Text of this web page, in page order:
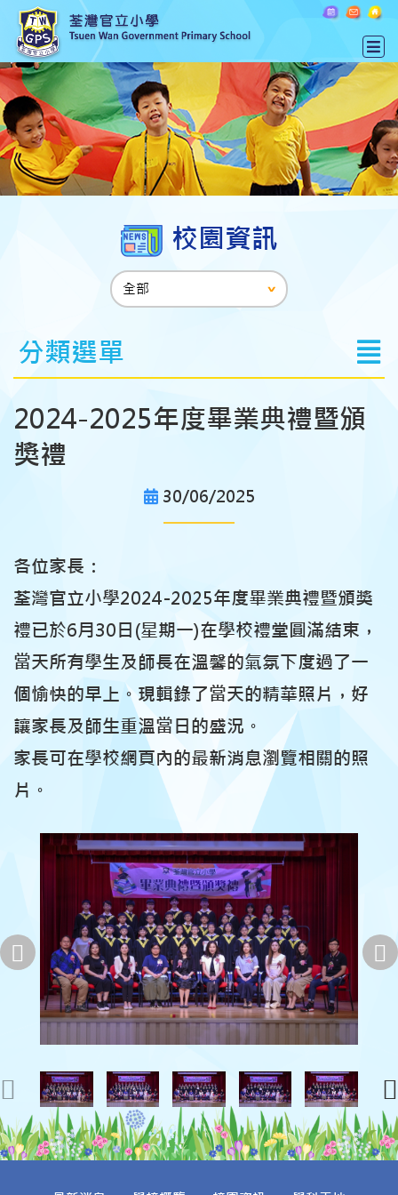
校園資訊
分類選單
2024-2025年度畢業典禮暨頒
獎禮
30/06/2025
各位家長：
荃灣官立小學2024-2025年度畢業典禮暨頒獎
禮已於6月30日(星期一)在學校禮堂圓滿結束，
當天所有學生及師長在溫馨的氣氛下度過了一
個愉快的早上。現輯錄了當天的精華照片，好
讓家長及師生重溫當日的盛況。
家長可在學校網頁內的最新消息瀏覽相關的照
片。